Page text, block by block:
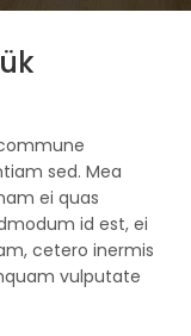
sed. Mea
ei quas
id est, ei
cetero inermis
vulputate